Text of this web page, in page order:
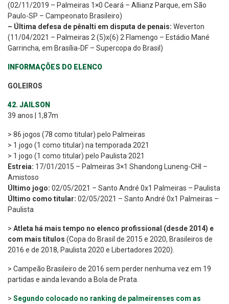
(02/11/2019 – Palmeiras 1×0 Ceará – Allianz Parque, em São
Paulo-SP – Campeonato Brasileiro)
– Última defesa de pênalti em disputa de penais: Weverton
(11/04/2021 – Palmeiras 2 (5)x(6) 2 Flamengo – Estádio Mané
Garrincha, em Brasília-DF – Supercopa do Brasil)
INFORMAÇÕES DO ELENCO
GOLEIROS
42. JAILSON
39 anos | 1,87m
> 86 jogos (78 como titular) pelo Palmeiras
> 1 jogo (1 como titular) na temporada 2021
> 1 jogo (1 como titular) pelo Paulista 2021
Estreia: 17/01/2015 – Palmeiras 3×1 Shandong Luneng-CHI –
Amistoso
Último jogo: 02/05/2021 – Santo André 0x1 Palmeiras – Paulista
Último como titular: 02/05/2021 – Santo André 0x1 Palmeiras –
Paulista
> Atleta há mais tempo no elenco profissional (desde 2014) e
com mais títulos (Copa do Brasil de 2015 e 2020, Brasileiros de
2016 e de 2018, Paulista 2020 e Libertadores 2020).
> Campeão Brasileiro de 2016 sem perder nenhuma vez em 19
partidas e ainda levando a Bola de Prata.
> Segundo colocado no ranking de palmeirenses com as